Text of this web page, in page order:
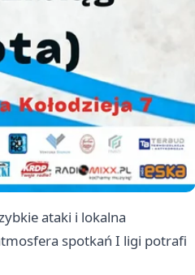
ataki i lokalna
spotkań I ligi potrafi